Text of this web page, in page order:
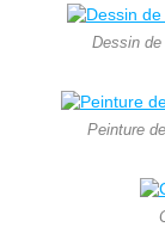
Dessin
Peinture